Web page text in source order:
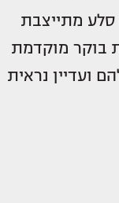
סלע מתייצבת
בוקר מוקדמת
ועדיין נראית